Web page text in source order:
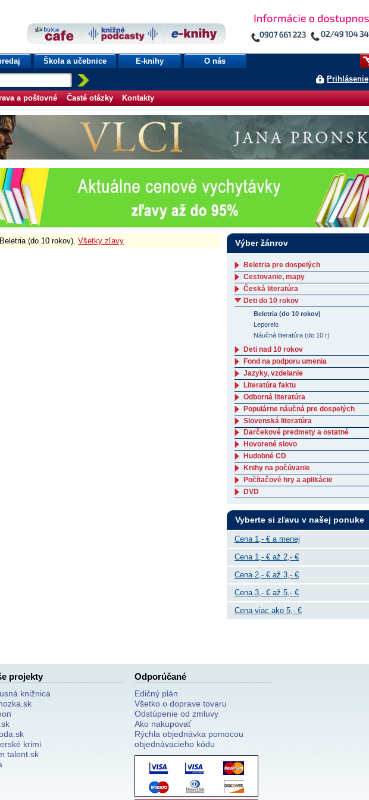
Prihlásenie
Škola a učebnice E-knihy O nás
a poštovné Časté otázky Kontakty
(do 10 rokov). Všetky zľavy Výber žánrov
Beletria pre dospelých
Cestovanie, mapy
Česká literatúra
Deti do 10 rokov
Beletria (do 10 rokov)
Leporelo
Náučná literatúra (do 10 r)
Deti nad 10 rokov
Fond na podporu umenia
Jazyky, vzdelanie
Literatúra faktu
Odborná literatúra
Populárne náučná pre dospelých
Slovenská literatúra
Darčekové predmety a ostatné
Hovorené slovo
Hudobné CD
Knihy na počúvanie
Počítačové hry a aplikácie
DVD
Vyberte si zľavu v našej ponuke
Cena 1,- € a menej
Cena 1,- € až 2,- €
Cena 2,- € až 3,- €
Cena 3,- € až 5,- €
Cena viac ako 5,- €
projekty
knižnica
krimi
talent.sk
Odporúčané
Edičný plán
Všetko o doprave tovaru
Odstúpenie od zmluvy
Ako nakupovať
Rýchla objednávka pomocou
objednávacieho kódu